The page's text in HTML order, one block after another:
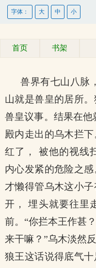
字体： 大 中 小
首页 书架
兽界有七山八脉
山就是兽皇的居所
兽皇议事。结果在
殿内走出的乌木拦
红了， 被他的视线
内心发紧的危险之
才懒得管乌木这小
开， 埋头就要往里
前。“你拦本王作甚
来干嘛？”乌木淡然
狼王这话说得底气